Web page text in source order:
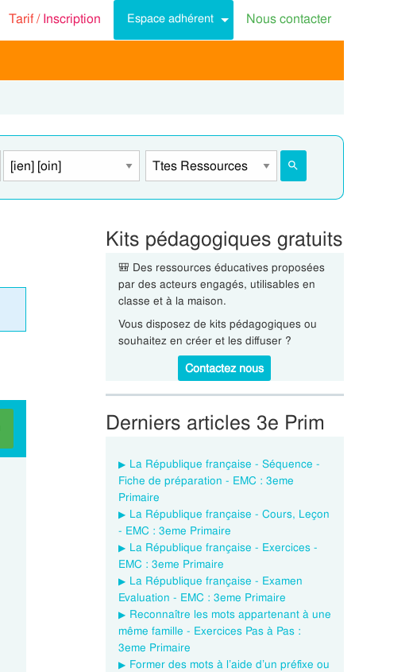
Tarif /Inscription Espace adhérent Nous contacter
Kits pédagogiques gratuits
🎒 Des ressources éducatives proposées
par des acteurs engagés, utilisables en
classe et à la maison.
Vous disposez de kits pédagogiques ou
souhaitez en créer et les diffuser ?
Contactez nous
Derniers articles 3e Prim
La République française - Séquence -
Fiche de préparation - EMC : 3eme
Primaire
La République française - Cours, Leçon
- EMC : 3eme Primaire
La République française - Exercices -
EMC : 3eme Primaire
La République française - Examen
Evaluation - EMC : 3eme Primaire
Reconnaître les mots appartenant à une
même famille - Exercices Pas à Pas :
3eme Primaire
Former des mots à l’aide d’un préfixe ou